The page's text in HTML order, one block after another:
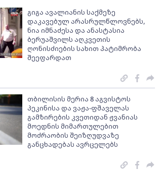
გიგა ავალიანის საქმეზე
დაკავებულ არასრულწლოვნებს,
ნია იმნაძესა და ანასტასია
ბერუაშვილს აღკვეთის
ღონისძიების სახით პატიმრობა
შეეფარდათ
თბილისის მერია 8 აგვისტოს
პეკინისა და ვაჟა-ფშაველას
გამზირების კვეთიდან ჟვანიას
მოედნის მიმართულებით
მოძრაობის შეიზღუდვაზე
განცხადებას ავრცელებს